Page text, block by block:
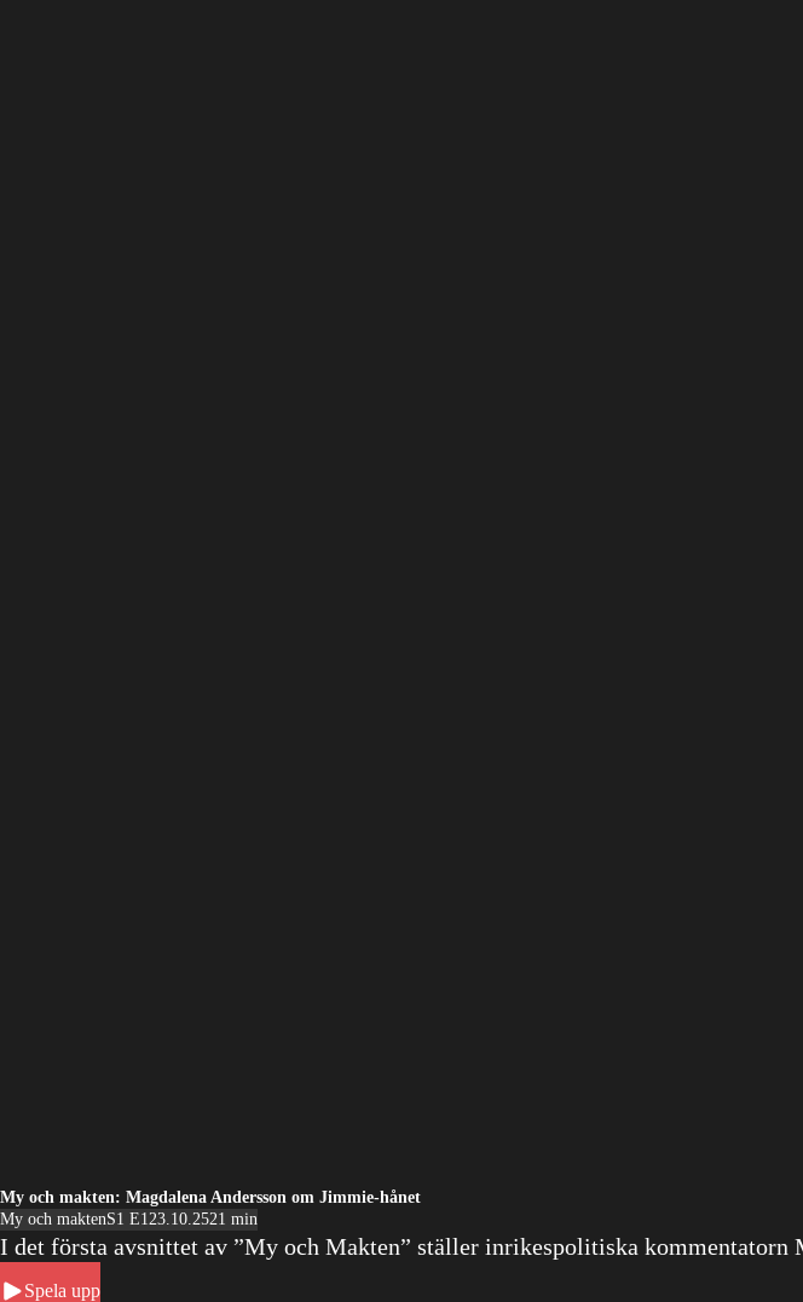
My och makten: Magdalena Andersson om Jimmie-hånet
My och maktenS1 E123.10.2521 min
Spela upp
I det första avsnittet av ”My och Makten” ställer inrikespolitiska